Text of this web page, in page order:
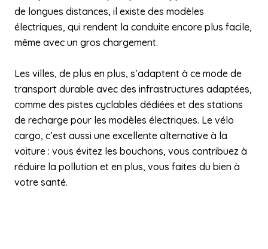
de longues distances, il existe des modèles
électriques, qui rendent la conduite encore plus facile,
même avec un gros chargement.
Les villes, de plus en plus, s’adaptent à ce mode de
transport durable avec des infrastructures adaptées,
comme des pistes cyclables dédiées et des stations
de recharge pour les modèles électriques. Le vélo
cargo, c’est aussi une excellente alternative à la
voiture : vous évitez les bouchons, vous contribuez à
réduire la pollution et en plus, vous faites du bien à
votre santé.